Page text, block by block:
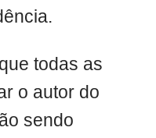
todas as
o autor do
sendo